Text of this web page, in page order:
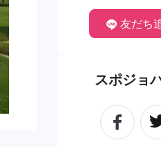
友だち
スポジョ